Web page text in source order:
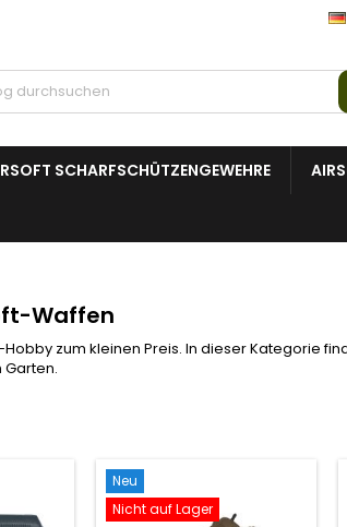
SCHARFSCHÜTZENGEWEHRE
Waffen
zum kleinen Preis. In dieser Kategorie
Neu
Nicht auf Lager